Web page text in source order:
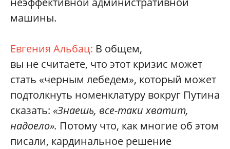
машины.
Евгения Альбац: В общем,
вы не считаете, что этот кризис может
стать «черным лебедем», который может
подтолкнуть номенклатуру вокруг Путина
сказать: «Знаешь, все-таки хватит,
надоело». Потому что, как многие об этом
писали, кардинальное решение